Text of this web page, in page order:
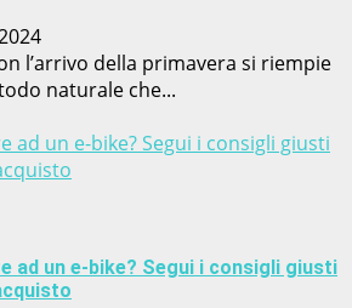
l’arrivo della primavera si riempie
naturale che...
ad un e-bike? Segui i consigli giusti
ad un e-bike? Segui i consigli giusti